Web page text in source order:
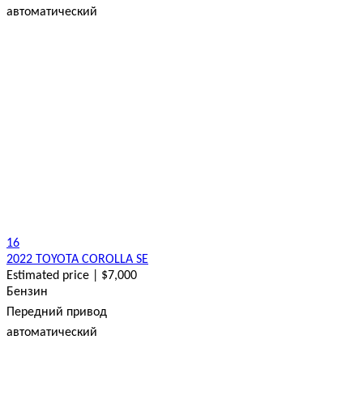
автоматический
16
2022 TOYOTA COROLLA SE
Estimated price | $7,000
Бензин
Передний привод
автоматический